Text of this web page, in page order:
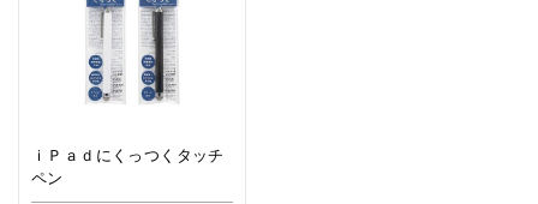
ｉＰａｄにくっつくタッチ
ペン